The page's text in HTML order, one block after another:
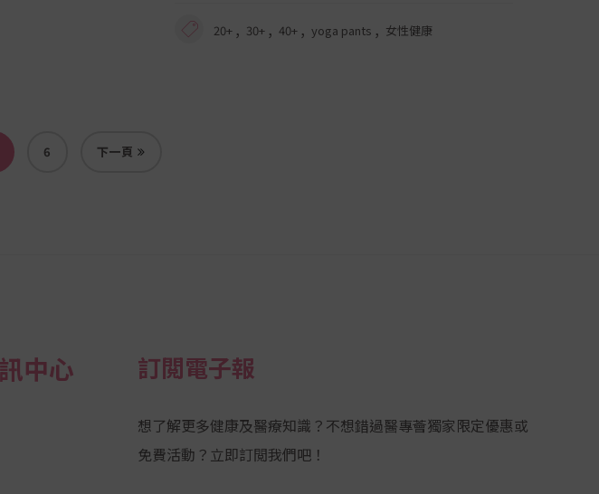
20+ , 30+ , 40+ , yoga pants , 女性健康
6 下一頁
中心 訂閲電子報
想了解更多健康及醫療知識？不想錯過醫專薈獨家限定優惠或
免費活動？立即訂閲我們吧！